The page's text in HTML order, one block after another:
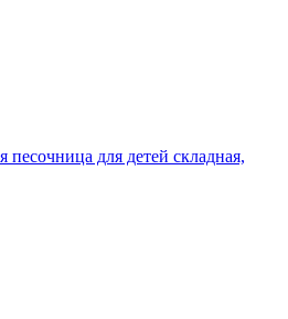
песочница для детей складная,